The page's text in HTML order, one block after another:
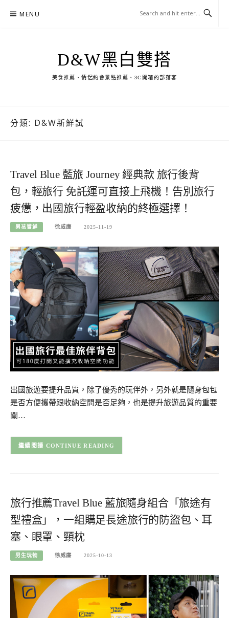
MENU
D&W黑白雙搭
美食推薦、情侶約會景點推薦、3C開箱的部落客
分類: D&W新鮮試
Travel Blue 藍旅 Journey 經典款 旅行後背
包，輕旅行 免託運可直接上飛機！告別旅行
疲憊，出國旅行輕盈收納的終極選擇！
男孩嘗鮮 徐威廉 2025-11-19
出國旅遊要提升品質，除了優秀的玩伴外，另外就是隨身包包
是否方便攜帶跟收納空間是否足夠，也是提升旅遊品質的重要
關…
CONTINUE READING
旅行推薦Travel Blue 藍旅隨身組合「旅途有
型禮盒」，一組購足長途旅行的防盜包、耳
塞、眼罩、頸枕
男生玩物 徐威廉 2025-10-13